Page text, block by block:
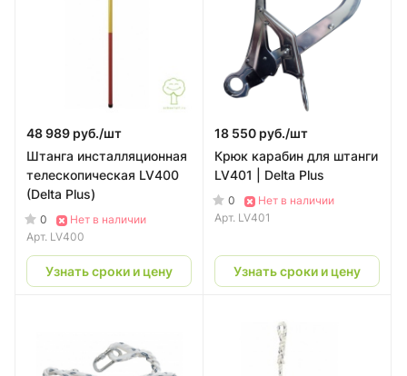
48 989 руб./шт
Штанга инсталляционная
телескопическая LV400
(Delta Plus)
0
Нет в наличии
Арт. LV400
Узнать сроки и цену
18 550 руб./шт
Крюк карабин для штанги
LV401 | Delta Plus
0
Нет в наличии
Арт. LV401
Узнать сроки и цену